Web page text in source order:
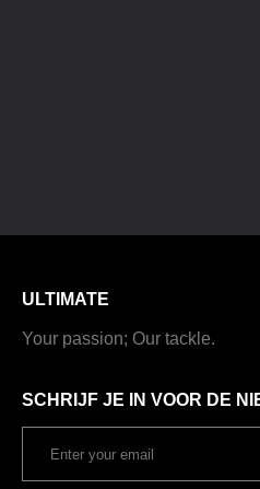
ULTIMATE
Your passion; Our tackle.
SCHRIJF JE IN VOOR DE